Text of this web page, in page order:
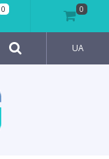
UA
0 0